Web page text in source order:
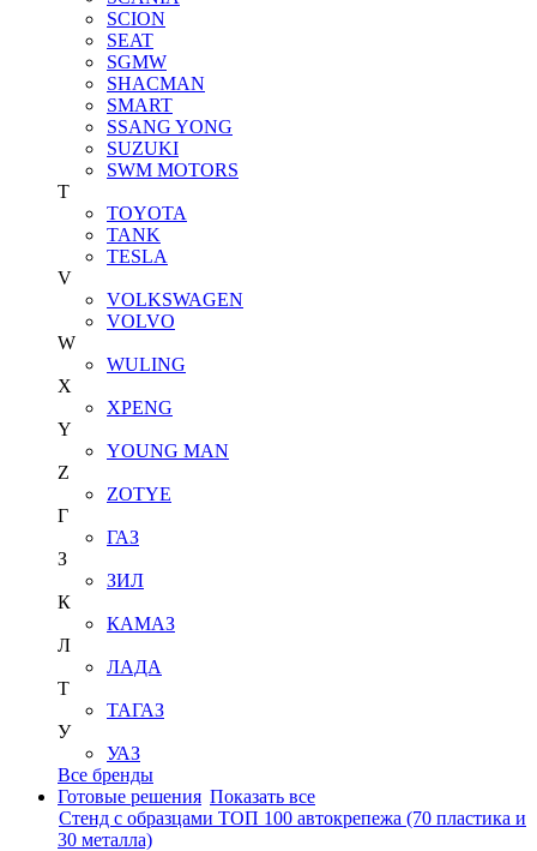
SCION
SEAT
SGMW
SHACMAN
SMART
SSANG YONG
SUZUKI
SWM MOTORS
T
TOYOTA
TANK
TESLA
V
VOLKSWAGEN
VOLVO
W
WULING
X
XPENG
Y
YOUNG MAN
Z
ZOTYE
Г
ГАЗ
З
ЗИЛ
К
КАМАЗ
Л
ЛАДА
Т
ТАГАЗ
У
УАЗ
Все бренды
Готовые решения Показать все
Стенд с образцами ТОП 100 автокрепежа (70 пластика и
30 металла)